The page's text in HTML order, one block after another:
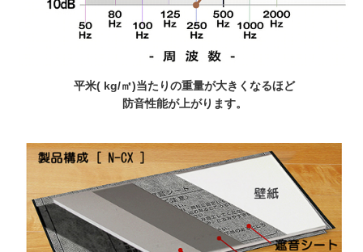
平米( kg/㎡)当たりの重量が大きくなるほど
防音性能が上がります。